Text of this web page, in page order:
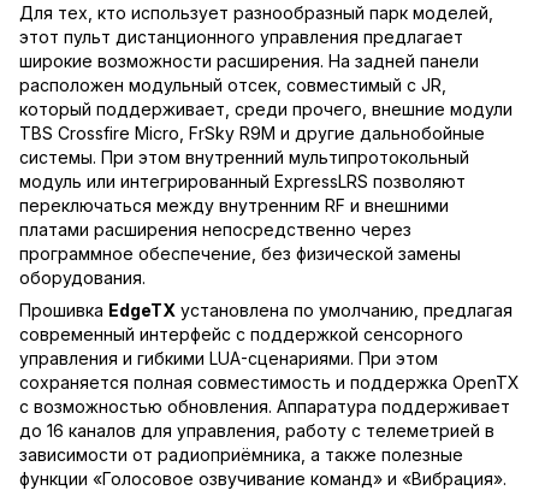
Для тех, кто использует разнообразный парк моделей,
этот пульт дистанционного управления предлагает
широкие возможности расширения. На задней панели
расположен модульный отсек, совместимый с JR,
который поддерживает, среди прочего, внешние модули
TBS Crossfire Micro, FrSky R9M и другие дальнобойные
системы. При этом внутренний мультипротокольный
модуль или интегрированный ExpressLRS позволяют
переключаться между внутренним RF и внешними
платами расширения непосредственно через
программное обеспечение, без физической замены
оборудования.
Прошивка EdgeTX установлена по умолчанию, предлагая
современный интерфейс с поддержкой сенсорного
управления и гибкими LUA-сценариями. При этом
сохраняется полная совместимость и поддержка OpenTX
с возможностью обновления. Аппаратура поддерживает
до 16 каналов для управления, работу с телеметрией в
зависимости от радиоприёмника, а также полезные
функции «Голосовое озвучивание команд» и «Вибрация».